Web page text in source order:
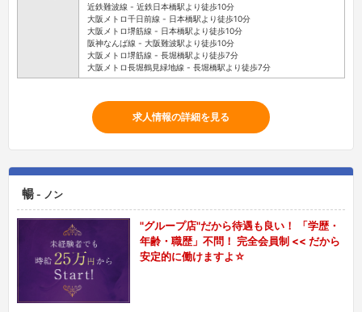
近鉄難波線 - 近鉄日本橋駅より徒歩10分
大阪メトロ千日前線 - 日本橋駅より徒歩10分
大阪メトロ堺筋線 - 日本橋駅より徒歩10分
阪神なんば線 - 大阪難波駅より徒歩10分
大阪メトロ堺筋線 - 長堀橋駅より徒歩7分
大阪メトロ長堀鶴見緑地線 - 長堀橋駅より徒歩7分
求人情報の詳細を見る
暢 - ノン
"グループ店"だから待遇も良い！ 「学歴・
年齢・職歴」不問！ 完全会員制 << だから
安定的に働けますよ☆